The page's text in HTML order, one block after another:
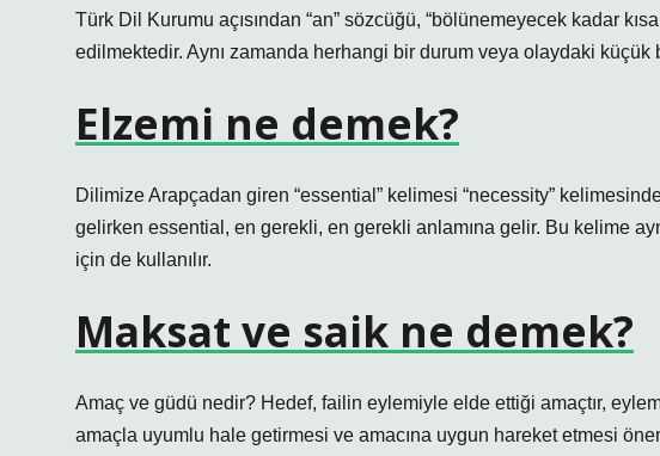
Türk Dil Kurumu açısından “an” sözcüğü, “bölünemeyecek kadar
edilmektedir. Aynı zamanda herhangi bir durum veya olaydaki küçük
Elzemi ne demek?
Dilimize Arapçadan giren “essential” kelimesi “necessity”
gelirken essential, en gerekli, en gerekli anlamına gelir. Bu kelime
için de kullanılır.
Maksat ve saik ne demek?
Amaç ve güdü nedir? Hedef, failin eylemiyle elde ettiği amaçtır,
amaçla uyumlu hale getirmesi ve amacına uygun hareket etmesi